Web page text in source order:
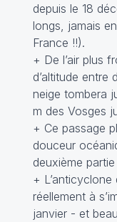
depuis le 18
longs, jamais
France !!).
+ De l’air plus
d’altitude entre
neige tombera
m des Vosges
+ Ce passage
douceur
deuxième
+ L’anticyclone
réellement à
janvier - et